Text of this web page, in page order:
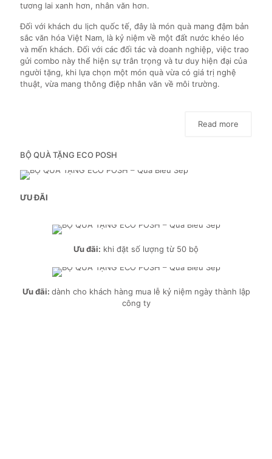
tương lai xanh hơn, nhân văn hơn.
Đối với khách du lịch quốc tế, đây là món quà mang đậm bản
sắc văn hóa Việt Nam, là kỷ niệm về một đất nước khéo léo
và mến khách. Đối với các đối tác và doanh nghiệp, việc trao
gửi combo này thể hiện sự trân trọng và tư duy hiện đại của
người tặng, khi lựa chọn một món quà vừa có giá trị nghệ
thuật, vừa mang thông điệp nhân văn về môi trường.
Read more
BỘ QUÀ TẶNG ECO POSH
ƯU ĐÃI
Ưu đãi: khi đặt số lượng từ 50 bộ
Ưu đãi: dành cho khách hàng mua lễ kỷ niệm ngày thành lập
công ty